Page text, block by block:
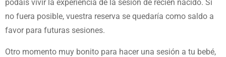
podáis vivir la experiencia de la sesión de recién nacido. Si
no fuera posible, vuestra reserva se quedaría como saldo a
favor para futuras sesiones.
Otro momento muy bonito para hacer una sesión a tu bebé,